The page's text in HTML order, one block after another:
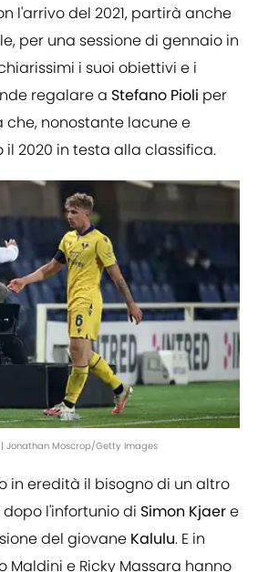
l'arrivo del 2021, partirà anche
per una sessione di gennaio in
i suoi obiettivi e i
regalare a Stefano Pioli per
che, nonostante lacune e
il 2020 in testa alla classifica.
Jonathan Moscrop/Getty Images
in eredità il bisogno di un altro
l'infortunio di Simon Kjaere
del giovane Kalulu. E in
Maldini e Ricky Massara hanno